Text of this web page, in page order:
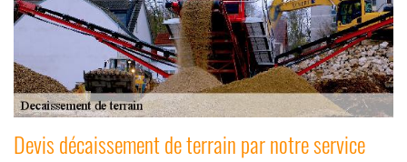
Devis décaissement de terrain par notre service